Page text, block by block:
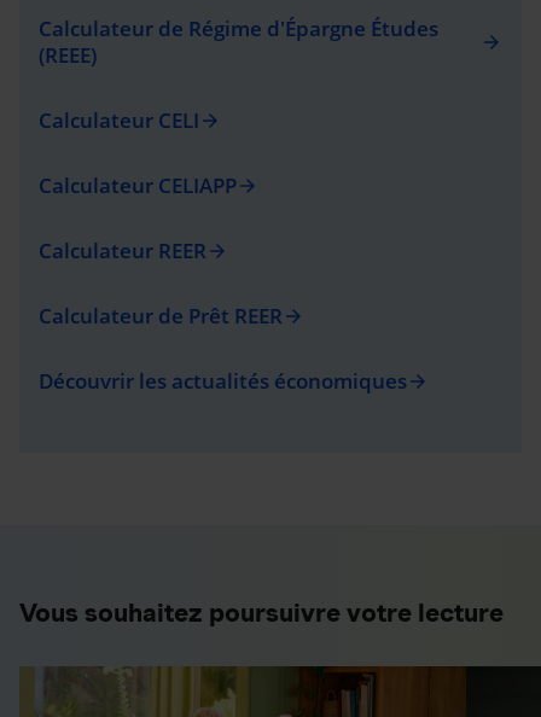
Calculateur de Régime d'Épargne Études
(REEE)
arrow_forward
Calculateur CELI arrow_forward
Calculateur CELIAPParrow_forward
Calculateur REER arrow_forward
Calculateur de Prêt REER arrow_forward
Découvrir les actualités économiquesarrow_forward
Vous souhaitez poursuivre votre lecture